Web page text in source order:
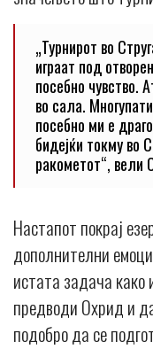
„Турнирот во
играат под
посебно чувство.
во сала.
посебно ми е
бидејќи токму во
ракометот“, вели
Настапот покрај
дополнителни
истата задача како
предводи Охрид и
подобро да се